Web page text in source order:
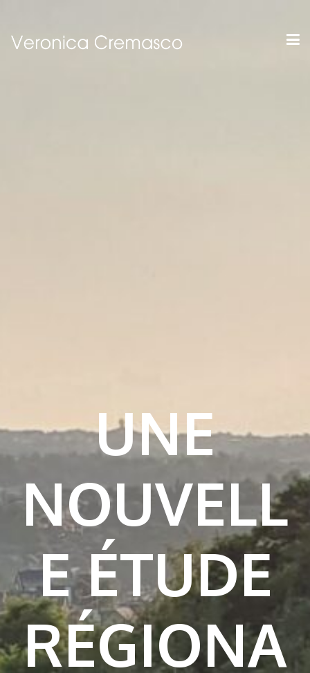
UNE
NOUVELL
E ÉTUDE
RÉGIONA